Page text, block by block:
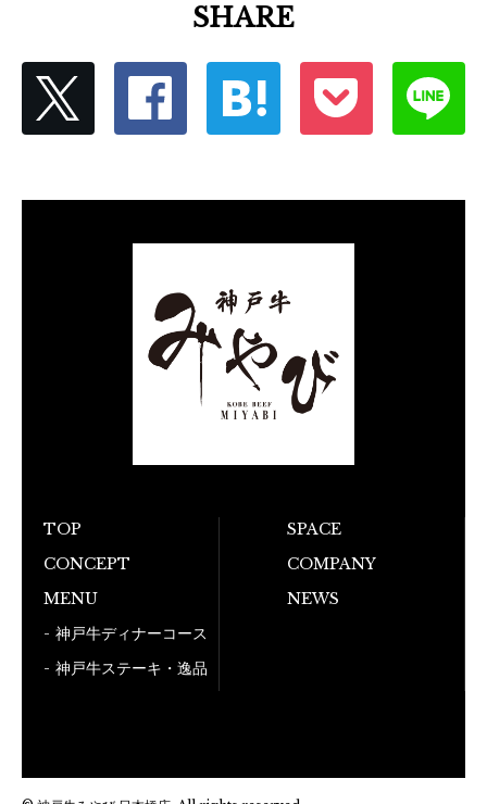
SHARE
TOP
CONCEPT
MENU
神戸牛ディナーコース
神戸牛ステーキ・逸品
SPACE
COMPANY
NEWS
お電話でのご予